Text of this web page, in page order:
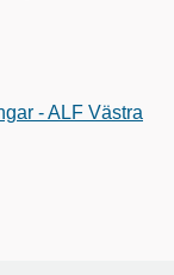
- ALF Västra